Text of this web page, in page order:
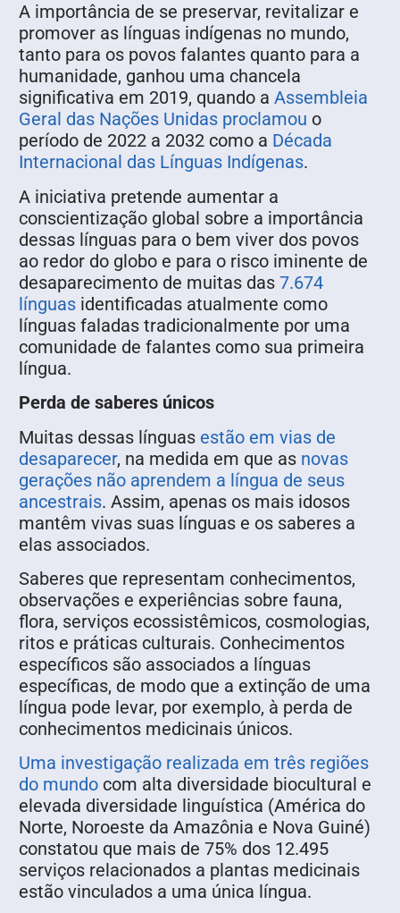
A importância de se preservar, revitalizar e
promover as línguas indígenas no mundo,
tanto para os povos falantes quanto para a
humanidade, ganhou uma chancela
significativa em 2019, quando a Assembleia
Geral das Nações Unidas proclamou o
período de 2022 a 2032 como a Década
Internacional das Línguas Indígenas.
A iniciativa pretende aumentar a
conscientização global sobre a importância
dessas línguas para o bem viver dos povos
ao redor do globo e para o risco iminente de
desaparecimento de muitas das 7.674
línguas identificadas atualmente como
línguas faladas tradicionalmente por uma
comunidade de falantes como sua primeira
língua.
Perda de saberes únicos
Muitas dessas línguas estão em vias de
desaparecer, na medida em que as novas
gerações não aprendem a língua de seus
ancestrais. Assim, apenas os mais idosos
mantêm vivas suas línguas e os saberes a
elas associados.
Saberes que representam conhecimentos,
observações e experiências sobre fauna,
flora, serviços ecossistêmicos, cosmologias,
ritos e práticas culturais. Conhecimentos
específicos são associados a línguas
específicas, de modo que a extinção de uma
língua pode levar, por exemplo, à perda de
conhecimentos medicinais únicos.
Uma investigação realizada em três regiões
do mundo com alta diversidade biocultural e
elevada diversidade linguística (América do
Norte, Noroeste da Amazônia e Nova Guiné)
constatou que mais de 75% dos 12.495
serviços relacionados a plantas medicinais
estão vinculados a uma única língua.